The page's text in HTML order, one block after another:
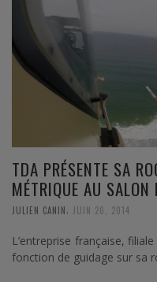
TDA PRÉSENTE SA
MÉTRIQUE AU SALON
JULIEN CANIN JUIN 20, 2014
L’entreprise française,
fonction de guidage sur sa